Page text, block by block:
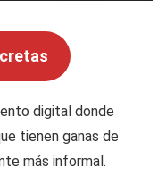
digital donde
tienen ganas de
más informal.